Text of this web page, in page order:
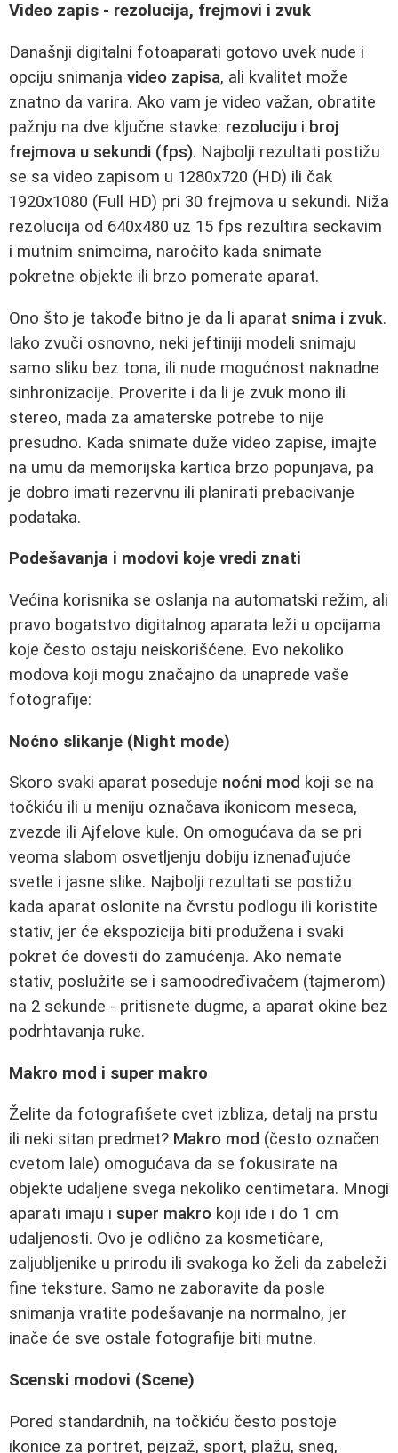
Video zapis - rezolucija, frejmovi i zvuk
Današnji digitalni fotoaparati gotovo uvek nude i
opciju snimanja video zapisa, ali kvalitet može
znatno da varira. Ako vam je video važan, obratite
pažnju na dve ključne stavke: rezoluciju i broj
frejmova u sekundi (fps). Najbolji rezultati postižu
se sa video zapisom u 1280x720 (HD) ili čak
1920x1080 (Full HD) pri 30 frejmova u sekundi. Niža
rezolucija od 640x480 uz 15 fps rezultira seckavim
i mutnim snimcima, naročito kada snimate
pokretne objekte ili brzo pomerate aparat.
Ono što je takođe bitno je da li aparat snima i zvuk.
Iako zvuči osnovno, neki jeftiniji modeli snimaju
samo sliku bez tona, ili nude mogućnost naknadne
sinhronizacije. Proverite i da li je zvuk mono ili
stereo, mada za amaterske potrebe to nije
presudno. Kada snimate duže video zapise, imajte
na umu da memorijska kartica brzo popunjava, pa
je dobro imati rezervnu ili planirati prebacivanje
podataka.
Podešavanja i modovi koje vredi znati
Većina korisnika se oslanja na automatski režim, ali
pravo bogatstvo digitalnog aparata leži u opcijama
koje često ostaju neiskorišćene. Evo nekoliko
modova koji mogu značajno da unaprede vaše
fotografije:
Noćno slikanje (Night mode)
Skoro svaki aparat poseduje noćni mod koji se na
točkiću ili u meniju označava ikonicom meseca,
zvezde ili Ajfelove kule. On omogućava da se pri
veoma slabom osvetljenju dobiju iznenađujuće
svetle i jasne slike. Najbolji rezultati se postižu
kada aparat oslonite na čvrstu podlogu ili koristite
stativ, jer će ekspozicija biti produžena i svaki
pokret će dovesti do zamućenja. Ako nemate
stativ, poslužite se i samoodređivačem (tajmerom)
na 2 sekunde - pritisnete dugme, a aparat okine bez
podrhtavanja ruke.
Makro mod i super makro
Želite da fotografišete cvet izbliza, detalj na prstu
ili neki sitan predmet? Makro mod (često označen
cvetom lale) omogućava da se fokusirate na
objekte udaljene svega nekoliko centimetara. Mnogi
aparati imaju i super makro koji ide i do 1 cm
udaljenosti. Ovo je odlično za kosmetičare,
zaljubljenike u prirodu ili svakoga ko želi da zabeleži
fine teksture. Samo ne zaboravite da posle
snimanja vratite podešavanje na normalno, jer
inače će sve ostale fotografije biti mutne.
Scenski modovi (Scene)
Pored standardnih, na točkiću često postoje
ikonice za portret, pejzaž, sport, plažu, sneg,